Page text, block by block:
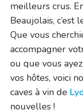
meilleurs crus.
Beaujolais, c’est
Que vous
accompagner
ou que vous
vos hôtes, voici
caves à vin de
nouvelles !